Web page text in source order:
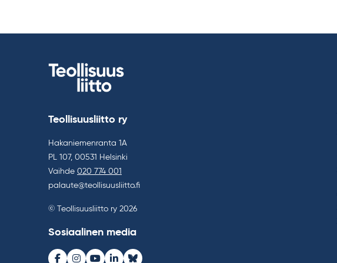
Teollisuusliitto ry
Hakaniemenranta 1A
PL 107, 00531 Helsinki
Vaihde 020 774 001
palaute@teollisuusliitto.fi
© Teollisuusliitto ry 2026
Sosiaalinen media